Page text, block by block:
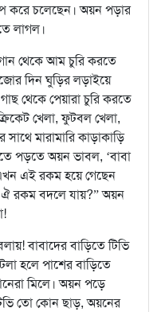
করে চলেছেন। অয়ন পড়ার
লাগল।
থেকে আম চুরি করতে
দিন ঘুড়ির লড়াইয়ে
থেকে পেয়ারা চুরি করতে
খেলা, ফুটবল খেলা,
মারামারি কাড়াকাড়ি
পড়তে অয়ন ভাবল, ‘বাবা
এই রকম হয়ে গেছেন
রকম বদলে যায়?” অয়ন
বাবাদের বাড়িতে টিভি
হলে পাশের বাড়িতে
মিলে। অয়ন পড়ে
তো কোন ছাড়, অয়নের